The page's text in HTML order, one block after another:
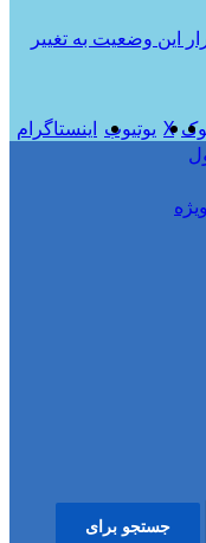
این وضعیت به تغییر
X یوتیوب اینستاگرام
جستجو برای